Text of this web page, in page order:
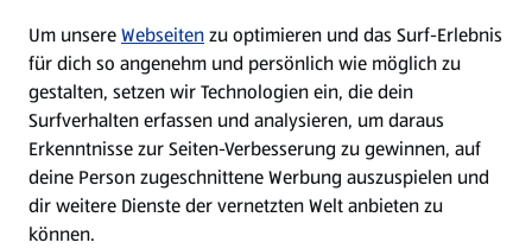
WhatsApp
Über ALDI SÜD
Filialen
Um unsereWebseitenzu optimieren und das Surf-Erlebnis
für dich so angenehm und persönlich wie möglich zu
gestalten, setzen wir Technologien ein, die dein
Surfverhalten erfassen und analysieren, um daraus
Erkenntnisse zur Seiten-Verbesserung zu gewinnen, auf
deine Person zugeschnittene Werbung auszuspielen und
dir weitere Dienste der vernetzten Welt anbieten zu
können.